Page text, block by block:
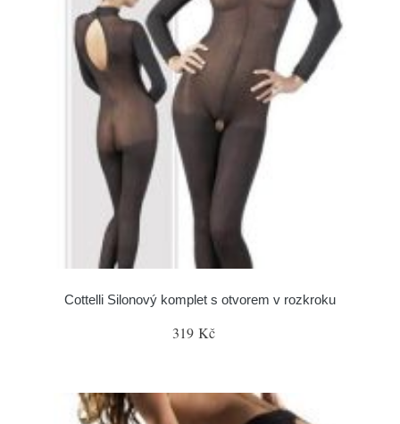
Cottelli Silonový komplet s otvorem v rozkroku
319 Kč